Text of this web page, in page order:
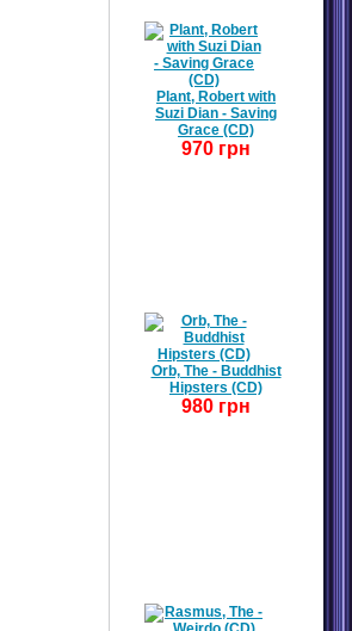
Plant, Robert with
Suzi Dian - Saving
Grace (CD)
970 грн
Orb, The - Buddhist
Hipsters (CD)
980 грн